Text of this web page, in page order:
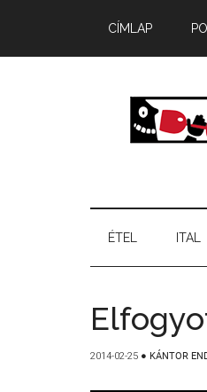
CÍMLAP
ÉTEL ITAL
2014-02-25 ● KÁNTOR